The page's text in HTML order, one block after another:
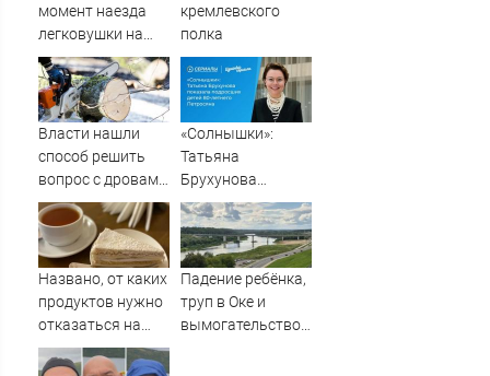
момент наезда
легковушки на
пешеходов, где
пострадали
минимум восемь
человек
06/08/2026 –
кремлевского
полка
Власти нашли
способ решить
вопрос с дровами
для жителей
Калининградской
области
«Солнышки»:
Татьяна
Брухунова
показала
подросших детей
80-летнего
Петросяна
Названо, от каких
продуктов нужно
отказаться на
ужин
Падение ребёнка,
труп в Оке и
вымогательство